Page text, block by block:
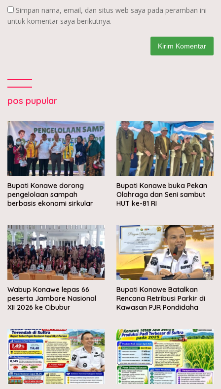
Simpan nama, email, dan situs web saya pada peramban ini
untuk komentar saya berikutnya.
pos pupular
Bupati Konawe dorong
pengelolaan sampah
berbasis ekonomi sirkular
Bupati Konawe buka Pekan
Olahraga dan Seni sambut
HUT ke-81 RI
Wabup Konawe lepas 66
peserta Jambore Nasional
XII 2026 ke Cibubur
Bupati Konawe Batalkan
Rencana Retribusi Parkir di
Kawasan PJR Pondidaha